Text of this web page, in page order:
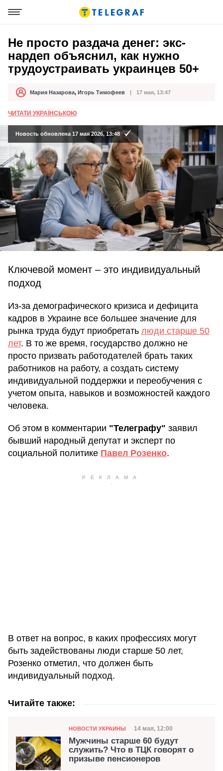
Не просто раздача денег: экс-
нардеп объяснил, как нужно
трудоустраивать украинцев 50+
АвторМария Назарова, Игорь Тимофеев
Дата публикации 17 мая, 13:47
ЧИТАТИ УКРАЇНСЬКОЮ
Новость обновлена 17 мая 2026, 13:48
Ключевой момент – это индивидуальный
подход
Из-за демографического кризиса и дефицита
кадров в Украине все большее значение для
рынка труда будут приобретать люди старше 50
лет. В то же время, государство должно не
просто призвать работодателей брать таких
работников на работу, а создать систему
индивидуальной поддержки и переобучения с
учетом опыта, навыков и возможностей каждого
человека.
Об этом в комментарии "Телеграфу" заявил
бывший народный депутат и эксперт по
социальной политике Павел Розенко.
В ответ на вопрос, в каких профессиях могут
быть задействованы люди старше 50 лет,
Розенко отметил, что должен быть
индивидуальный подход.
Читайте также:
Категория
НОВОСТИ УКРАИНЫ Дата публикации
14 мая, 12:00
Мужчины старше 60 будут
служить? Что в ТЦК говорят о
призыве пенсионеров